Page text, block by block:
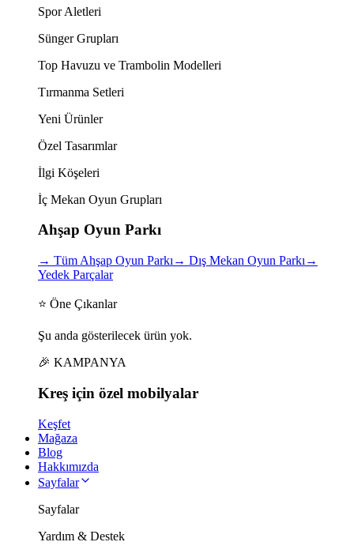
Spor Aletleri
Sünger Grupları
Top Havuzu ve Trambolin Modelleri
Tırmanma Setleri
Yeni Ürünler
Özel Tasarımlar
İlgi Köşeleri
İç Mekan Oyun Grupları
Ahşap Oyun Parkı
→ Tüm Ahşap Oyun Parkı → Dış Mekan Oyun Parkı →
Yedek Parçalar
⭐ Öne Çıkanlar
Şu anda gösterilecek ürün yok.
🎉 KAMPANYA
Kreş için özel mobilyalar
Keşfet
Mağaza
Blog
Hakkımızda
Sayfalar
Sayfalar
Yardım & Destek